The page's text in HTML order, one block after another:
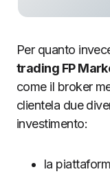
Per quanto
trading FP
come il broker
clientela due
investimento:
la